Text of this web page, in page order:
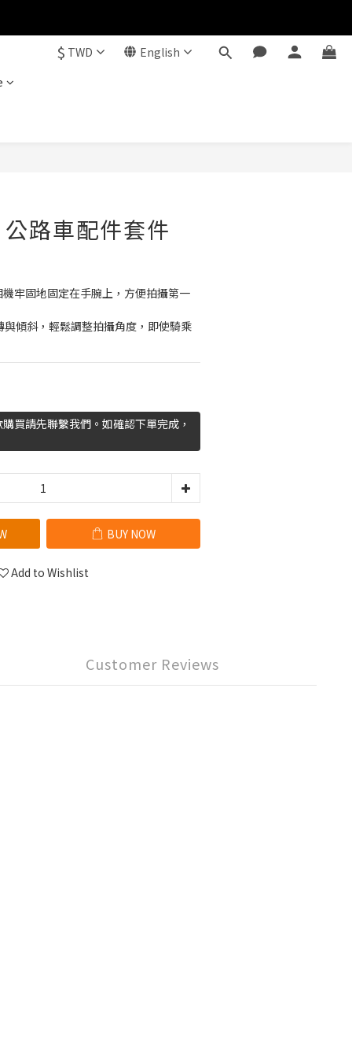
$ TWD English
路車配件套件
牢固地固定在手腕上，方便拍攝第一
與傾斜，輕鬆調整拍攝角度，即使騎乘
買請先聯繫我們。如確認下單完成，
BUY NOW
Add to Wishlist
Customer Reviews